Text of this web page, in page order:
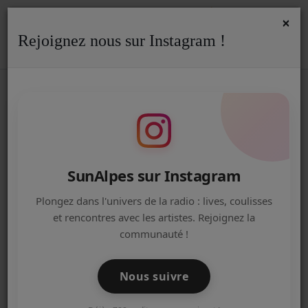
ACTUALITÉS DE LA RADIO
EQUIPE
ARTISTES
NOS PARTENAIRES
ASTROLOGUE HUMANISTE
×
Rejoignez nous sur Instagram !
SunAlpes sur Instagram
Plongez dans l'univers de la radio : lives, coulisses
et rencontres avec les artistes. Rejoignez la
communauté !
Nous suivre